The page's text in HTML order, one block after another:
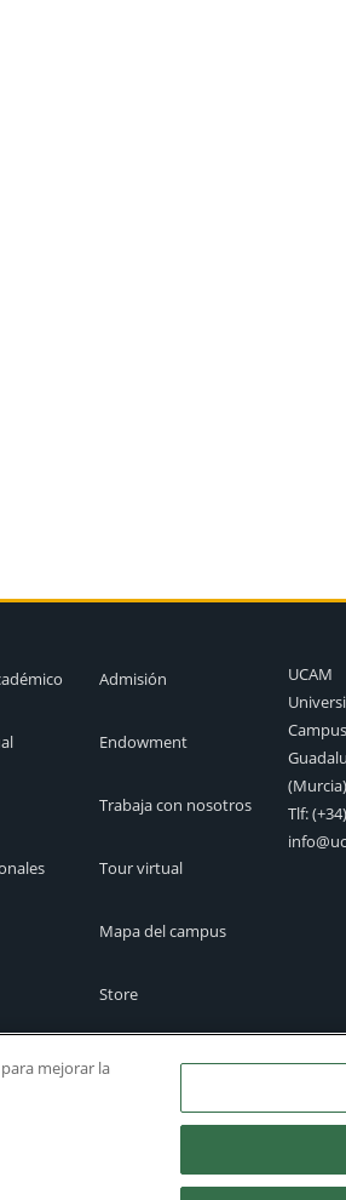
Admisión
Endowment
Trabaja con nosotros
Tour virtual
Mapa del campus
Store
UCAM
Tlf:
mejorar la